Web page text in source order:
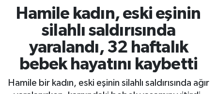
Hamile kadın, eski eşinin
silahlı saldırısında
yaralandı, 32 haftalık
bebek hayatını kaybetti
Hamile bir kadın, eski eşinin silahlı saldırısında ağır